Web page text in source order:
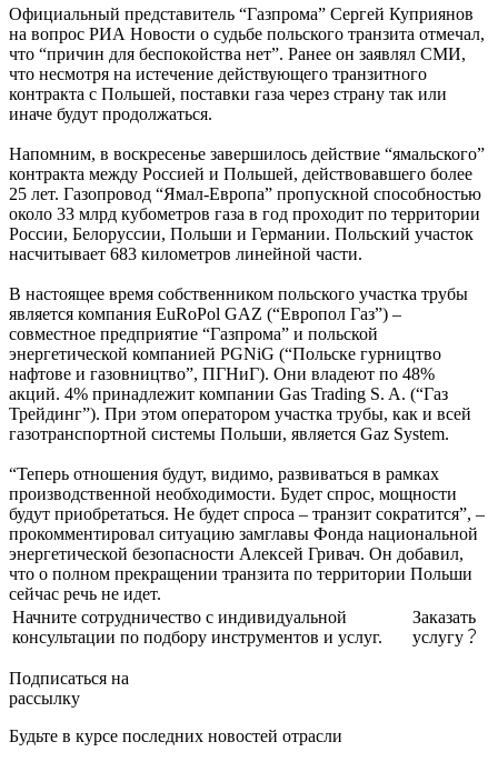
Официальный представитель “Газпрома” Сергей Куприянов
на вопрос РИА Новости о судьбе польского транзита отмечал,
что “причин для беспокойства нет”. Ранее он заявлял СМИ,
что несмотря на истечение действующего транзитного
контракта с Польшей, поставки газа через страну так или
иначе будут продолжаться.
Напомним, в воскресенье завершилось действие “ямальского”
контракта между Россией и Польшей, действовавшего более
25 лет. Газопровод “Ямал-Европа” пропускной способностью
около 33 млрд кубометров газа в год проходит по территории
России, Белоруссии, Польши и Германии. Польский участок
насчитывает 683 километров линейной части.
В настоящее время собственником польского участка трубы
является компания EuRoPol GAZ (“Европол Газ”) –
совместное предприятие “Газпрома” и польской
энергетической компанией PGNiG (“Польске гурництво
нафтове и газовництво”, ПГНиГ). Они владеют по 48%
акций. 4% принадлежит компании Gas Trading S. A. (“Газ
Трейдинг”). При этом оператором участка трубы, как и всей
газотранспортной системы Польши, является Gaz System.
“Теперь отношения будут, видимо, развиваться в рамках
производственной необходимости. Будет спрос, мощности
будут приобретаться. Не будет спроса – транзит сократится”, –
прокомментировал ситуацию замглавы Фонда национальной
энергетической безопасности Алексей Гривач. Он добавил,
что о полном прекращении транзита по территории Польши
сейчас речь не идет.
Начните сотрудничество с индивидуальной
консультации по подбору инструментов и услуг.
Заказать
услугу
Подписаться на
рассылку
Будьте в курсе последних новостей отрасли